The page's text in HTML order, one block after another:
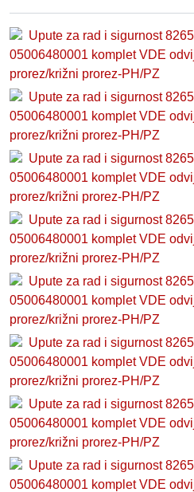
Upute za rad i sigurnost
05006480001 komplet VDE
prorez/križni prorez-PH/PZ
Upute za rad i sigurnost
05006480001 komplet VDE
prorez/križni prorez-PH/PZ
Upute za rad i sigurnost
05006480001 komplet VDE
prorez/križni prorez-PH/PZ
Upute za rad i sigurnost
05006480001 komplet VDE
prorez/križni prorez-PH/PZ
Upute za rad i sigurnost
05006480001 komplet VDE
prorez/križni prorez-PH/PZ
Upute za rad i sigurnost
05006480001 komplet VDE
prorez/križni prorez-PH/PZ
Upute za rad i sigurnost
05006480001 komplet VDE
prorez/križni prorez-PH/PZ
Upute za rad i sigurnost
05006480001 komplet VDE